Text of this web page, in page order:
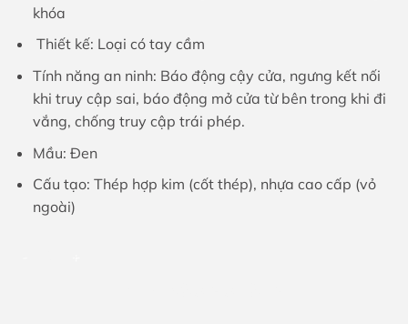
khóa
Thiết kế: Loại có tay cầm
Tính năng an ninh: Báo động cậy cửa, ngưng kết nối
khi truy cập sai, báo động mở cửa từ bên trong khi đi
vắng, chống truy cập trái phép.
Mầu: Đen
Cấu tạo: Thép hợp kim (cốt thép), nhựa cao cấp (vỏ
ngoài)